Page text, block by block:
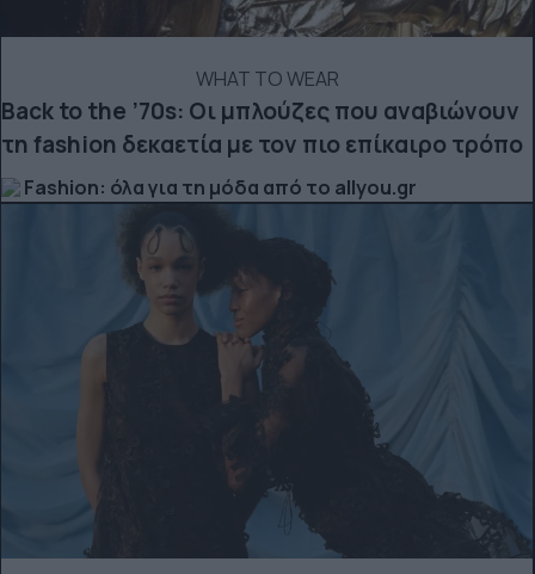
WHAT TO WEAR
Back to the ’70s: Οι μπλούζες που αναβιώνουν
τη fashion δεκαετία με τον πιο επίκαιρο τρόπο
Fashion: όλα για τη μόδα από το allyou.gr